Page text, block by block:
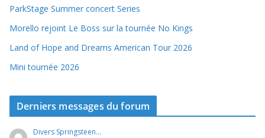
ParkStage Summer concert Series
Morello rejoint Le Boss sur la tournée No Kings
Land of Hope and Dreams American Tour 2026
Mini tournée 2026
Derniers messages du forum
Divers Springsteen…